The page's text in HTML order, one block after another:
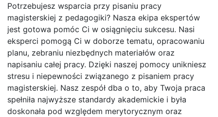
Potrzebujesz wsparcia przy pisaniu pracy
magisterskiej z pedagogiki? Nasza ekipa ekspertów
jest gotowa pomóc Ci w osiągnięciu sukcesu. Nasi
eksperci pomogą Ci w doborze tematu, opracowaniu
planu, zebraniu niezbędnych materiałów oraz
napisaniu całej pracy. Dzięki naszej pomocy unikniesz
stresu i niepewności związanego z pisaniem pracy
magisterskiej. Nasz zespół dba o to, aby Twoja praca
spełniła najwyższe standardy akademickie i była
doskonała pod względem merytorycznym oraz